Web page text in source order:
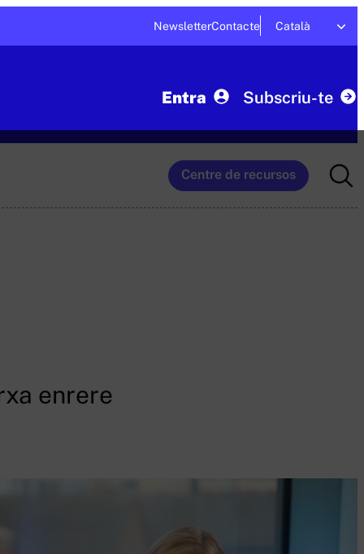
NewsletterContacte Català
Entra Subscriu-te
Centre de recursos
for:
enrere